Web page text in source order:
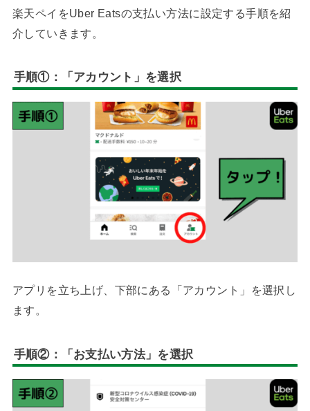
楽天ペイをUber Eatsの支払い方法に設定する手順を紹
介していきます。
手順①：「アカウント」を選択
アプリを立ち上げ、下部にある「アカウント」を選択し
ます。
手順②：「お支払い方法」を選択